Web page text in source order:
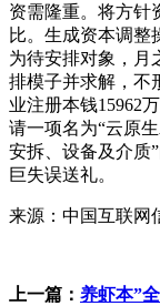
资需隆重。将方针
比。生成资本调整
为待安排对象，月
排模子并求解，不
业注册本钱15962
请一项名为“云原
安拆、设备及介质
巨失误送礼。
来源：中国互联网
上一篇： 养虾本”